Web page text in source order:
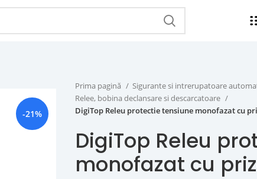
-21%
Prima pagină
Sigurante si intrerupatoare
Relee, bobina declansare si descarcatoare
DigiTop Releu protectie tensiune monofazat cu
DigiTop Releu
monofazat cu